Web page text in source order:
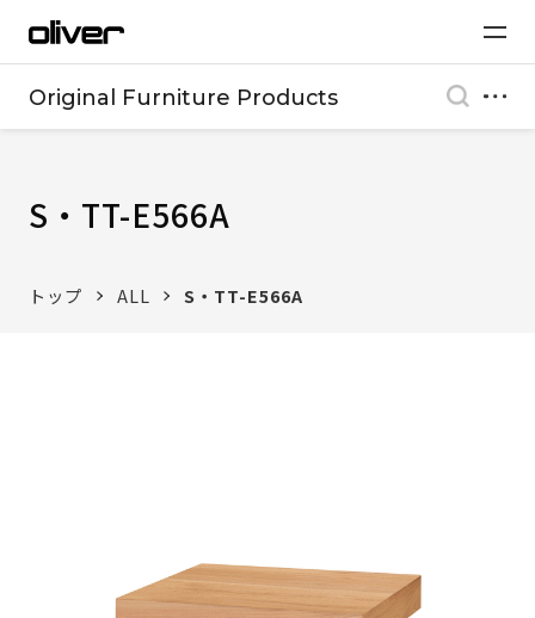
Original Furniture Products
S・TT-E566A
トップ ALL S・TT-E566A